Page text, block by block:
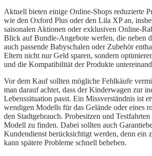
Aktuell bieten einige Online-Shops reduzierte
wie den Oxford Plus oder den Lila XP an,
saisonalen Aktionen oder exklusiven Online-
Blick auf Bundle-Angebote werfen, die neben
auch passende Babyschalen oder Zubehör
Eltern nicht nur Geld sparen, sondern
und die Kompatibilität der Produkte
Vor dem Kauf sollten mögliche Fehlkäufe
man darauf achtet, dass der Kinderwagen zur
Lebenssituation passt. Ein Missverständnis ist
wendigen Modells für das Gelände oder eines
den Stadtgebrauch. Probesitzen und
Modell zu finden. Dabei sollten auch
Kundendienst berücksichtigt werden, denn ein
kann spätere Probleme schnell beheben.